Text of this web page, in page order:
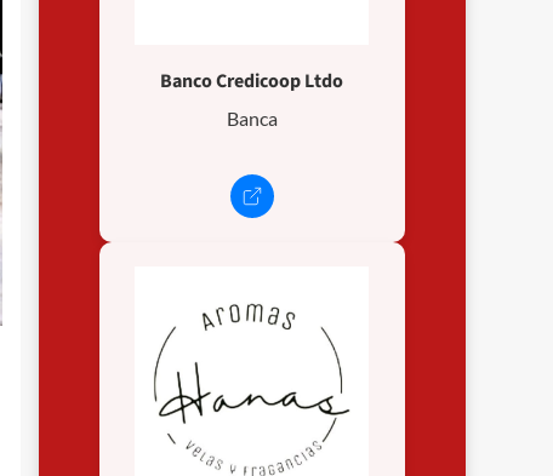
Banco Credicoop Ltdo
Banca